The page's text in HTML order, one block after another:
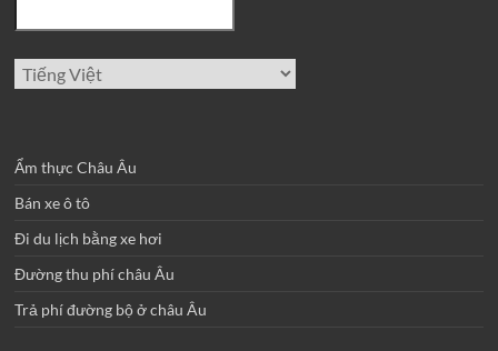
Chọn
một
Ẩm thực Châu Âu
Bán xe ô tô
Đi du lịch bằng xe hơi
Đường thu phí châu Âu
Trả phí đường bộ ở châu Âu